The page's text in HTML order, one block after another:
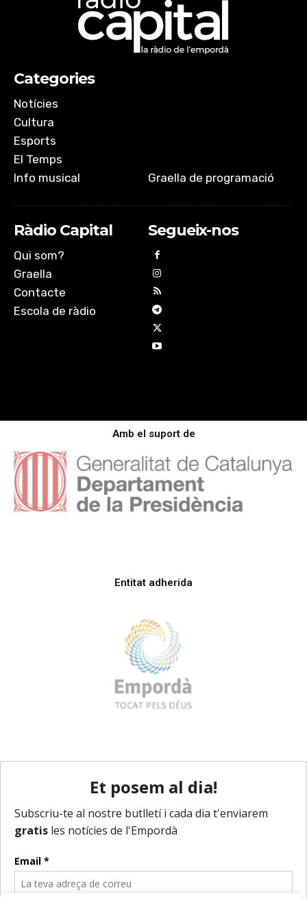
Categories
Notícies
Cultura
Esports
El Temps
Info musical
Graella de programació
Ràdio Capital
Qui som?
Graella
Contacte
Escola de ràdio
Segueix-nos
Amb el suport de
Entitat adherida